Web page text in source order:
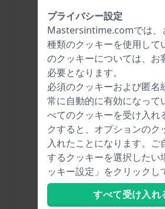
Renata
R397
$6.-
● 在庫あり
プライバシー設定
Mastersintime.comでは、
種類のクッキーを使用して
のクッキーについては、お
必要となります。
必須のクッキーおよび匿名
常に自動的に有効になって
べてのクッキーを受け入れ
クすると、オプションのク
入れたことになります。ご
するクッキーを選択したい
ッキー設定」をクリックし
すべて受け入れ